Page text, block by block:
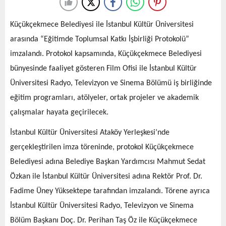
büyümesini sürdürürken, Türkiye’den geliştirilen
ediyor.
Kaynak: (BYZHA) Beyaz Haber Ajansı
memnuniyet duyuyoruz. Önümüzdeki dönemde de
erişilebilirliği en üst seviyeye çıkaracak yeni iş birlikleri
ve yatırımlarla kullanıcılarımızın hayatını kolaylaştırmaya
devam edeceğiz” dedi.
“Beefull uygulamasından 10 binden fazla sokete
ulaşılabilecek”
kullanıcıları için geleceğin şarj deneyimi, hangi
operatörün istasyonunda olduklarını düşünmeden
araçlarını şarj edebildikleri bir yapı olacak. Zes ile
gerçekleştirdiğimiz roaming entegrasyonu bu vizyonun
önemli bir parçası. Kullanıcılarımız artık Beefull
uygulaması üzerinden 10 binden fazla sokete
erişebilecek ve çok daha geniş bir şarj ağına tek
Küçükçekmece Belediyesi ile İstanbul Kültür Üniversitesi
arasında “Eğitimde Toplumsal Katkı İşbirliği Protokolü”
imzalandı. Protokol kapsamında, Küçükçekmece Belediyesi
bünyesinde faaliyet gösteren Film Ofisi ile İstanbul Kültür
Üniversitesi Radyo, Televizyon ve Sinema Bölümü iş birliğinde
eğitim programları, atölyeler, ortak projeler ve akademik
çalışmalar hayata geçirilecek.
İstanbul Kültür Üniversitesi Ataköy Yerleşkesi’nde
gerçekleştirilen imza töreninde, protokol Küçükçekmece
Belediyesi adına Belediye Başkan Yardımcısı Mahmut Sedat
Özkan ile İstanbul Kültür Üniversitesi adına Rektör Prof. Dr.
Fadime Üney Yüksektepe tarafından imzalandı. Törene ayrıca
İstanbul Kültür Üniversitesi Radyo, Televizyon ve Sinema
Bölüm Başkanı Doç. Dr. Perihan Taş Öz ile Küçükçekmece